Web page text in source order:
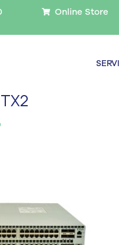
Online Store